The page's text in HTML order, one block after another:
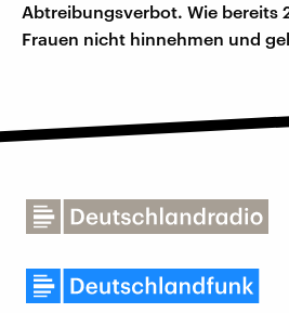
Abtreibungsverbot. Wie bereits
Frauen nicht hinnehmen und